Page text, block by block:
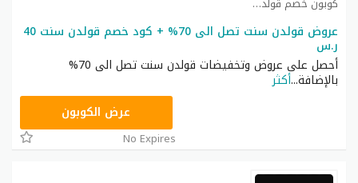
عروض قولدن سنت تصل الى 70% + كود خصم قولدن سنت 40
ر.س
أحصل على عروض وتخفيضات قولدن سنت تصل الى 70%
بالإضافة...أكثر
عرض الكوبون
No Expires